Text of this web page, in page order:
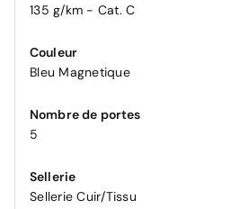
135 g/km - Cat. C
Couleur
Bleu Magnetique
Nombre de portes
5
Sellerie
Sellerie Cuir/Tissu